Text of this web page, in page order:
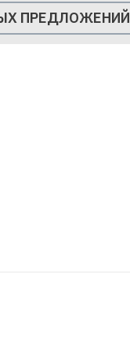
ПРЕДЛОЖЕНИЙ